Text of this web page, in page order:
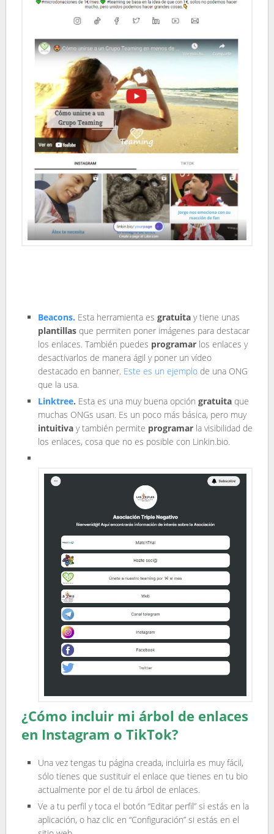
Beacons. Esta herramienta es gratuitay tiene unas
plantillasque permiten poner imágenes para destacar
los enlaces. También puedes programarlos enlaces y
desactivarlos de manera ágil y poner un vídeo
destacado en banner. Este es un ejemplo de una ONG
que la usa.
Linktree. Esta es una muy buena opción gratuitaque
muchas ONGs usan. Es un poco más básica, pero muy
intuitivay también permite programarla visibilidad de
los enlaces, cosa que no es posible con Linkin.bio.
¿Cómo incluir mi árbol de enlaces
en Instagram o TikTok?
Una vez tengas tu página creada, incluirla es muy fácil,
sólo tienes que sustituir el enlace que tienes en tu bio
actualmente por el de tu árbol de enlaces.
Ve a tu perfil y toca el botón “Editar perfil” si estás en la
aplicación, o haz clic en “Configuración” si estás en el